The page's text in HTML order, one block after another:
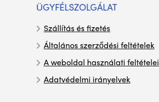
ÜGYFÉLSZOLGÁLAT
Szállítás és fizetés
Általános szerződési feltételek
A weboldal használati feltételei
Adatvédelmi irányelvek